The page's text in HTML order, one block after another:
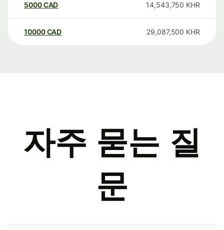
5000CAD 14,543,750 KHR
10000 CAD 29,087,500 KHR
자주 묻는 질
문